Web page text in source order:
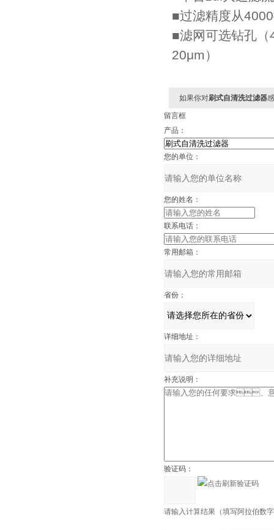
■过滤精度从
■滤网可选钻孔（
20μm）
如果你对刷式自清洗过滤器
留言框
产品：
您的单位：
您的姓名：
联系电话：
常用邮箱：
省份：
详细地址：
补充说明：
验证码：
请输入计算结果（填写阿拉伯数字）